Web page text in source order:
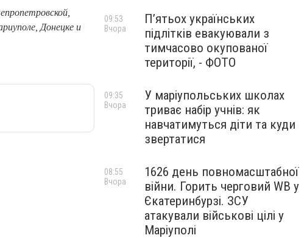
Донецке и
П’ятьох українських
підлітків евакуювали з
тимчасово окупованої
території, - ФОТО
09:53
Вчора
У маріупольських школах
триває набір учнів: як
навчатимуться діти та куди
звертатися
09:35
Вчора
1626 день повномасштабної
війни. Горить черговий WB у
Єкатеринбурзі. ЗСУ
атакували військові цілі у
Маріуполі
08:55
Вчора